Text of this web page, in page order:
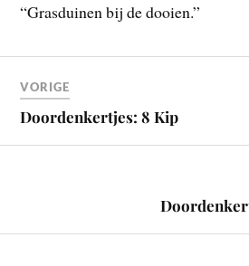
“Grasduinen bij de dooien.”
VORIGE
Doordenkertjes: 8 Kip